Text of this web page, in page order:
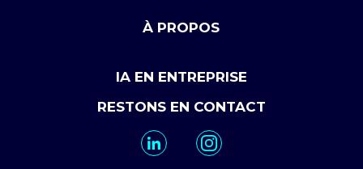
À PROPOS
IA EN ENTREPRISE
RESTONS EN CONTACT